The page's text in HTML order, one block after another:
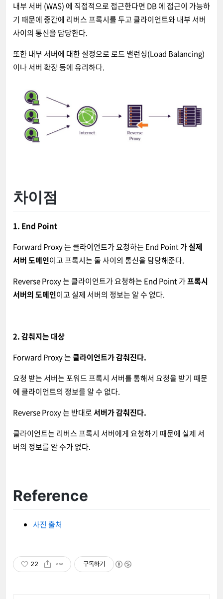
내부 서버 (WAS) 에 직접적으로 접근한다면 DB 에 접근이 가능하
기 때문에 중간에 리버스 프록시를 두고 클라이언트와 내부 서버
사이의 통신을 담당한다.
또한 내부 서버에 대한 설정으로 로드 밸런싱(Load Balancing)
이나 서버 확장 등에 유리하다.
차이점
1. End Point
Forward Proxy 는 클라이언트가 요청하는 End Point 가실제
서버 도메인이고 프록시는 둘 사이의 통신을 담당해준다.
Reverse Proxy 는 클라이언트가 요청하는 End Point 가프록시
서버의 도메인이고 실제 서버의 정보는 알 수 없다.
2. 감춰지는 대상
Forward Proxy 는클라이언트가 감춰진다.
요청 받는 서버는 포워드 프록시 서버를 통해서 요청을 받기 때문
에 클라이언트의 정보를 알 수 없다.
Reverse Proxy 는 반대로서버가 감춰진다.
클라이언트는 리버스 프록시 서버에게 요청하기 때문에 실제 서
버의 정보를 알 수가 없다.
Reference
사진 출처
22 구독하기